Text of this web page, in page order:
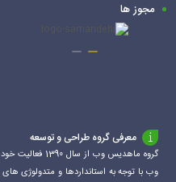
مجوز ها
معرفی گروه طراحی و توسعه
گروه ماهدیس وب
وب با توجه به استانداردها و متدولوژی